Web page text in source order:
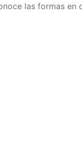
las formas en